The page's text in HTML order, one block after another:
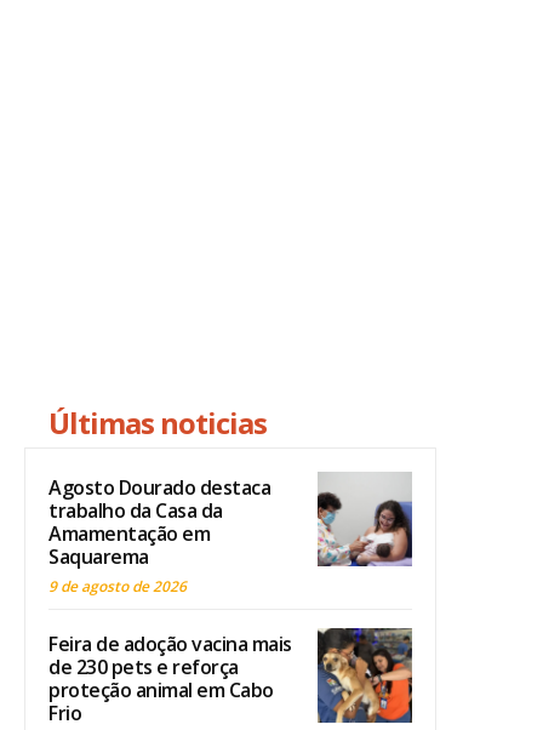
Últimas noticias
Agosto Dourado destaca
trabalho da Casa da
Amamentação em
Saquarema
9 de agosto de 2026
Feira de adoção vacina mais
de 230 pets e reforça
proteção animal em Cabo
Frio